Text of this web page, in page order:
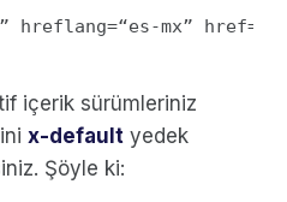
içerik sürümleriniz
x-default yedek
Şöyle ki: